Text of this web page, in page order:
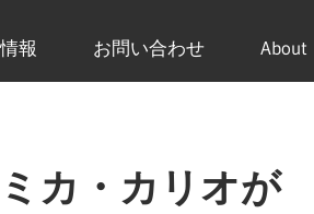
報 お問い合わせ About
カ・カリオが